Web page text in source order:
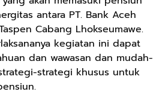
antara PT. Bank Aceh
Cabang Lhokseumawe.
kegiatan ini dapat
dan wawasan dan mudah-
strategi khusus untuk